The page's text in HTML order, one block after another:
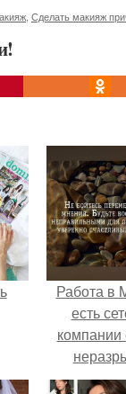
Сделать макияж
Работа в
есть
компании
связана с